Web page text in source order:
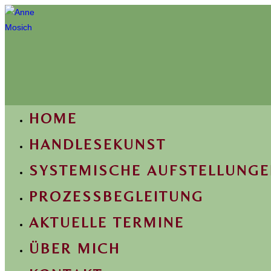
HOME
HANDLESEKUNST
SYSTEMISCHE
PROZESSBEGLEITUNG
AKTUELLE TERMINE
ÜBER MICH